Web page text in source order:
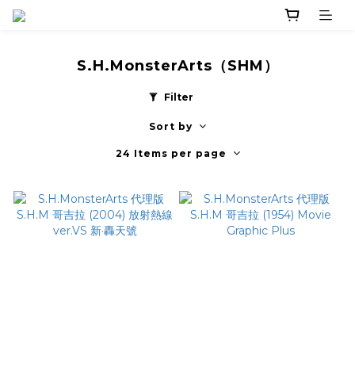
S.H.MonsterArts（SHM）
Filter
Sort by
24 Items per page